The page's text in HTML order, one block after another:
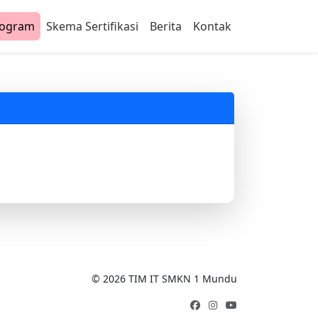
Skema Sertifikasi Berita Kontak
© 2026 TIM IT SMKN 1 Mundu